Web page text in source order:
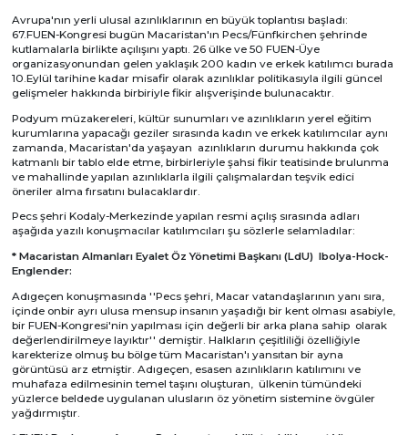
Avrupa'nın yerli ulusal azınlıklarının en büyük toplantısı başladı:
67.FUEN-Kongresi bugün Macaristan'ın Pecs/Fünfkirchen şehrinde
kutlamalarla birlikte açılışını yaptı. 26 ülke ve 50 FUEN-Üye
organizasyonundan gelen yaklaşık 200 kadın ve erkek katılımcı burada
10.Eylül tarihine kadar misafir olarak azınlıklar politikasıyla ilgili güncel
gelişmeler hakkında birbiriyle fikir alışverişinde bulunacaktır.
Podyum müzakereleri, kültür sunumları ve azınlıkların yerel eğitim
kurumlarına yapacağı geziler sırasında kadın ve erkek katılımcılar aynı
zamanda, Macaristan'da yaşayan azınlıkların durumu hakkında çok
katmanlı bir tablo elde etme, birbirleriyle şahsi fikir teatisinde brulunma
ve mahallinde yapılan azınlıklarla ilgili çalışmalardan teşvik edici
öneriler alma fırsatını bulacaklardır.
Pecs şehri Kodaly-Merkezinde yapılan resmi açılış sırasında adları
aşağıda yazılı konuşmacılar katılımcıları şu sözlerle selamladılar:
* Macaristan Almanları Eyalet Öz Yönetimi Başkanı (LdU) Ibolya-Hock-
Englender:
Adıgeçen konuşmasında ''Pecs şehri, Macar vatandaşlarının yanı sıra,
içinde onbir ayrı ulusa mensup insanın yaşadığı bir kent olması asabiyle,
bir FUEN-Kongresi'nin yapılması için değerli bir arka plana sahip olarak
değerlendirilmeye layıktır'' demiştir. Halkların çeşitliliği özelliğiyle
karekterize olmuş bu bölge tüm Macaristan'ı yansıtan bir ayna
görüntüsü arz etmiştir. Adıgeçen, esasen azınlıkların katılımını ve
muhafaza edilmesinin temel taşını oluşturan, ülkenin tümündeki
yüzlerce beldede uygulanan ulusların öz yönetim sistemine övgüler
yağdırmıştır.